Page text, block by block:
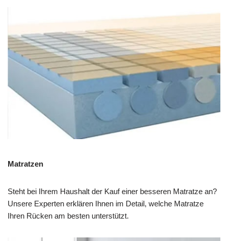
Matratzen
Steht bei Ihrem Haushalt der Kauf einer besseren Matratze an?
Unsere Experten erklären Ihnen im Detail, welche Matratze
Ihren Rücken am besten unterstützt.